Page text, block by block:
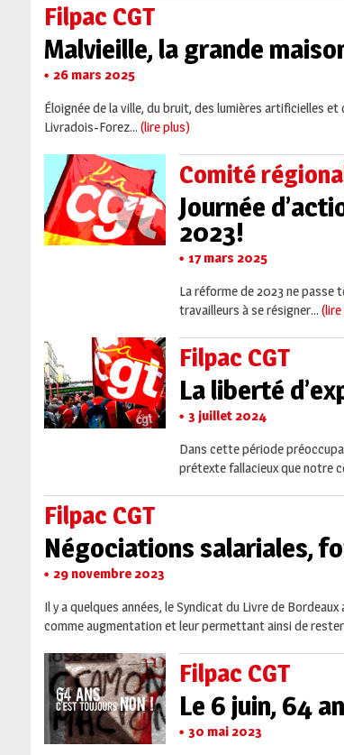
Filpac CGT
Malvieille, la grande
26 mars 2025
Éloignée de la ville, du bruit, des lumières artificielles
Livradois-Forez... (lire plus)
Comité
Journée
2023!
17 mars 2025
La réforme de 2023 ne passe
travailleurs à se résigner...
Filpac CGT
La liberté
3 juillet 2024
Dans cette période
prétexte fallacieux que notre
Filpac CGT
Négociations salariales,
29 novembre 2023
Il y a quelques années, le Syndicat du Livre de
comme augmentation et leur permettant ainsi de rester
Filpac CGT
Le 6 juin, 64
30 mai 2023